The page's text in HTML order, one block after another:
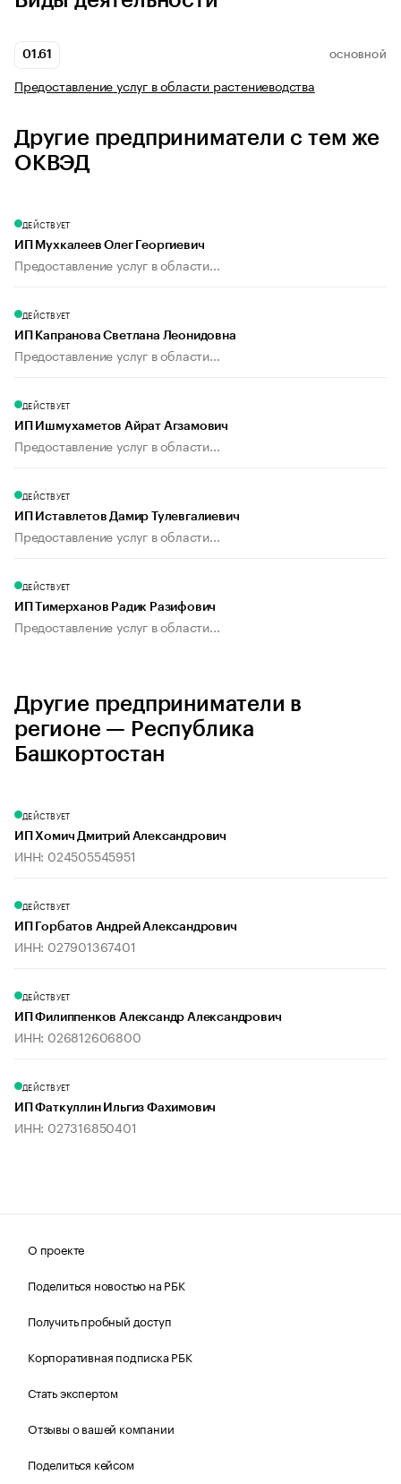
01.61 ОСНОВНОЙ
Предоставление услуг в области растениеводства
Другие предприниматели с тем же
ОКВЭД
ДЕЙСТВУЕТ
ИП Мухкалеев Олег Георгиевич
Предоставление услуг в области...
ДЕЙСТВУЕТ
ИП Капранова Светлана Леонидовна
Предоставление услуг в области...
ДЕЙСТВУЕТ
ИП Ишмухаметов Айрат Агзамович
Предоставление услуг в области...
ДЕЙСТВУЕТ
ИП Иставлетов Дамир Тулевгалиевич
Предоставление услуг в области...
ДЕЙСТВУЕТ
ИП Тимерханов Радик Разифович
Предоставление услуг в области...
Другие предприниматели в
регионе — Республика
Башкортостан
ДЕЙСТВУЕТ
ИП Хомич Дмитрий Александрович
ИНН: 024505545951
ДЕЙСТВУЕТ
ИП Горбатов Андрей Александрович
ИНН: 027901367401
ДЕЙСТВУЕТ
ИП Филиппенков Александр Александрович
ИНН: 026812606800
ДЕЙСТВУЕТ
ИП Фаткуллин Ильгиз Фахимович
ИНН: 027316850401
О проекте
Поделиться новостью на РБК
Получить пробный доступ
Корпоративная подписка РБК
Стать экспертом
Отзывы о вашей компании
Поделиться кейсом